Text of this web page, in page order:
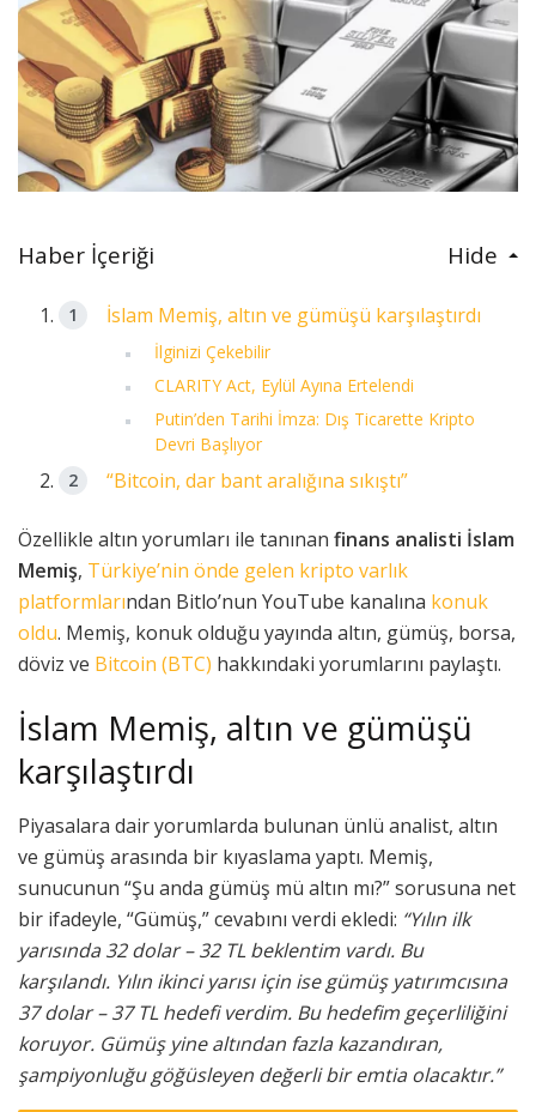
Haber İçeriği Hide
İslam Memiş, altın ve gümüşü karşılaştırdı
İlginizi Çekebilir
CLARITY Act, Eylül Ayına Ertelendi
Putin’den Tarihi İmza: Dış Ticarette Kripto
Devri Başlıyor
“Bitcoin, dar bant aralığına sıkıştı”
Özellikle altın yorumları ile tanınan finans analisti İslam
Memiş, Türkiye’nin önde gelen kripto varlık
platformlarından Bitlo’nun YouTube kanalına konuk
oldu. Memiş, konuk olduğu yayında altın, gümüş, borsa,
döviz ve Bitcoin (BTC) hakkındaki yorumlarını paylaştı.
İslam Memiş, altın ve gümüşü
karşılaştırdı
Piyasalara dair yorumlarda bulunan ünlü analist, altın
ve gümüş arasında bir kıyaslama yaptı. Memiş,
sunucunun “Şu anda gümüş mü altın mı?” sorusuna net
bir ifadeyle, “Gümüş,” cevabını verdi ekledi: “Yılın ilk
yarısında 32 dolar – 32 TL beklentim vardı. Bu
karşılandı. Yılın ikinci yarısı için ise gümüş yatırımcısına
37 dolar – 37 TL hedefi verdim. Bu hedefim geçerliliğini
koruyor. Gümüş yine altından fazla kazandıran,
şampiyonluğu göğüsleyen değerli bir emtia olacaktır.”